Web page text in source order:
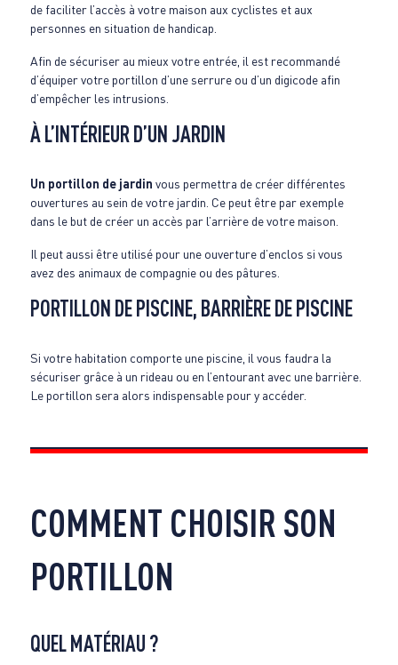
de faciliter l’accès à votre maison aux cyclistes et aux
personnes en situation de handicap.
Afin de sécuriser au mieux votre entrée, il est recommandé
d’équiper votre portillon d’une serrure ou d’un digicode afin
d’empêcher les intrusions.
À L’INTÉRIEUR D’UN JARDIN
Un portillon de jardin vous permettra de créer différentes
ouvertures au sein de votre jardin. Ce peut être par exemple
dans le but de créer un accès par l’arrière de votre maison.
Il peut aussi être utilisé pour une ouverture d’enclos si vous
avez des animaux de compagnie ou des pâtures.
PORTILLON DE PISCINE, BARRIÈRE DE PISCINE
Si votre habitation comporte une piscine, il vous faudra la
sécuriser grâce à un rideau ou en l’entourant avec une barrière.
Le portillon sera alors indispensable pour y accéder.
COMMENT CHOISIR SON
PORTILLON
QUEL MATÉRIAU ?